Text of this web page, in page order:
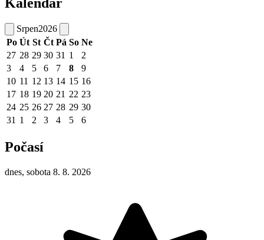
Srpen2026
Po Út St Čt Pá So Ne
27 28 29 30 31 1
2
3
4 5 6 7 8
9
10 11 12 13 14 15 16
17 18 19 20 21 22 23
24 25 26 27 28 29 30
31 1 2 3 4 5 6
Počasí
dnes, sobota 8. 8. 2026